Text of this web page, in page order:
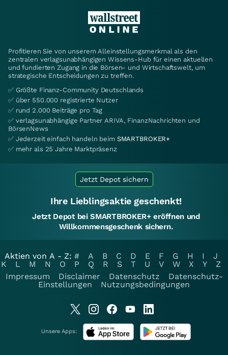
Profitieren Sie von unserem Alleinstellungsmerkmal als den
zentralen verlagsunabhängigen Wissens-Hub für einen aktuellen
und fundierten Zugang in die Börsen- und Wirtschaftswelt, um
strategische Entscheidungen zu treffen.
✅ Größte Finanz-Community Deutschlands
✅ über 550.000 registrierte Nutzer
✅ rund 2.000 Beiträge pro Tag
✅ verlagsunabhängige Partner ARIVA, FinanzNachrichten und
BörsenNews
✅ Jederzeit einfach handeln beim SMARTBROKER+
✅ mehr als 25 Jahre Marktpräsenz
Jetzt Depot sichern
Ihre Lieblingsaktie geschenkt!
Jetzt Depot bei SMARTBROKER+ eröffnen und
Willkommensgeschenk sichern.
Aktien von A - Z: # A B C D E F G H I
J
K
L M N O P Q R S T U V W X Y
Z
Impressum
Disclaimer Datenschutz
Datenschutz-
Einstellungen
Nutzungsbedingungen
Unsere Apps: